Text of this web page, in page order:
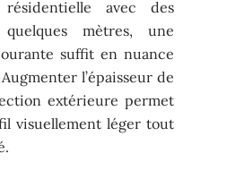
avec des
mètres, une
suffit en nuance
l’épaisseur de
extérieure permet
visuellement léger tout